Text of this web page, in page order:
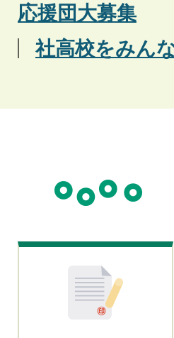
応援団大募集
社高校をみん